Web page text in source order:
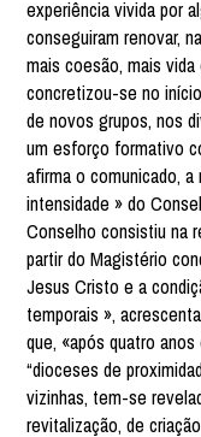
experiência vivida por
conseguiram renovar,
mais coesão, mais
concretizou-se no
de novos grupos, nos
um esforço formativo
afirma o comunicado,
intensidade » do
Conselho consistiu na
partir do Magistério
Jesus Cristo e a
temporais »,
que, «após quatro
“dioceses de
vizinhas, tem-se
revitalização, de